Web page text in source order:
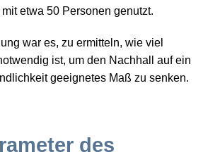
etwa 50 Personen genutzt.
war es, zu ermitteln, wie viel
ist, um den Nachhall auf ein
geeignetes Maß zu senken.
des